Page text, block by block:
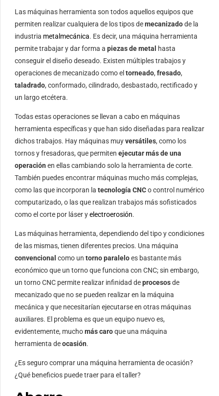
Las máquinas herramienta son todos aquellos equipos que
permiten realizar cualquiera de los tipos demecanizadode la
industria metalmecánica. Es decir, una máquina herramienta
permite trabajar y dar forma a piezas de metal
hasta
conseguir el diseño deseado. Existen múltiples trabajos y
operaciones de mecanizado como el torneado, fresado,
taladrado, conformado, cilindrado, desbastado, rectificado y
un largo etcétera.
Todas estas operaciones se llevan a cabo en máquinas
herramienta específicas y que han sido diseñadas para realizar
dichos trabajos. Hay máquinas muyversátiles, como los
tornos y fresadoras, que permiten ejecutar más de una
operación en ellas cambiando solo la herramienta de corte.
También puedes encontrar máquinas mucho más complejas,
como las que incorporan la tecnología CNCo control numérico
computarizado, o las que realizan trabajos más sofisticados
como el corte por láser yelectroerosión.
Las máquinas herramienta, dependiendo del tipo y condiciones
de las mismas, tienen diferentes precios. Una máquina
convencional como un torno paraleloes bastante más
económico que un torno que funciona con CNC; sin embargo,
un torno CNC permite realizar infinidad deprocesosde
mecanizado que no se pueden realizar en la máquina
mecánica y que necesitarían ejecutarse en otras máquinas
auxiliares. El problema es que un equipo nuevo es,
evidentemente, muchomás caroque una máquina
herramienta deocasión.
¿Es seguro comprar una máquina herramienta de ocasión?
¿Qué beneficios puede traer para el taller?